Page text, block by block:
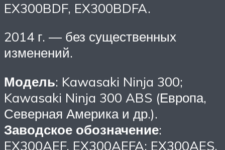
EX300BDF, EX300BDFA.
2014 г. — без существенных
изменений.
Модель: Kawasaki Ninja 300;
Kawasaki Ninja 300 ABS (Европа,
Северная Америка и др.).
Заводское обозначение:
EX300AEF, EX300AEFA; EX300AES,